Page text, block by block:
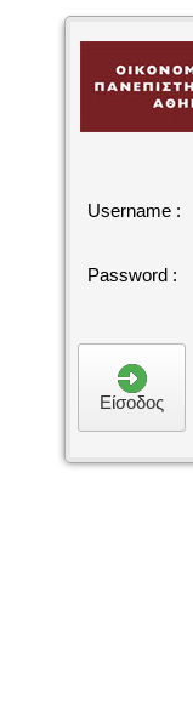
Είσοδος
Username :
Password :